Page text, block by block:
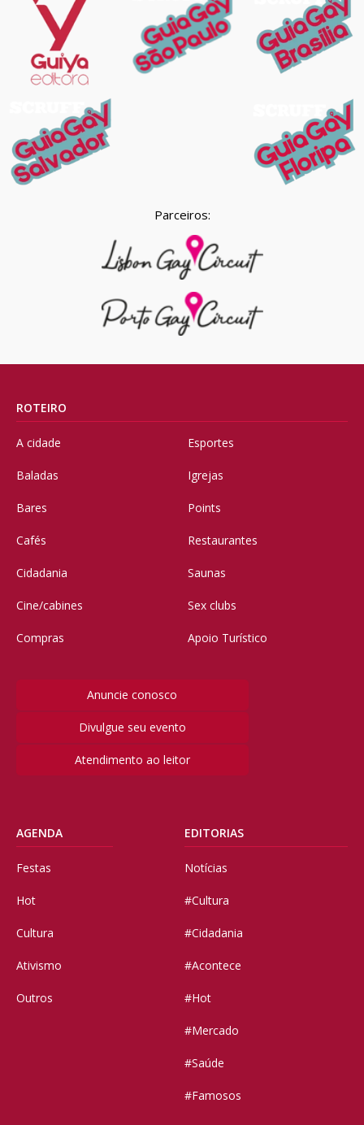
Parceiros:
ROTEIRO
A cidade
Baladas
Bares
Cafés
Cidadania
Cine/cabines
Compras
Esportes
Igrejas
Points
Restaurantes
Saunas
Sex clubs
Apoio Turístico
Anuncie conosco
Divulgue seu evento
Atendimento ao leitor
AGENDA
Festas
Hot
Cultura
Ativismo
Outros
EDITORIAS
Notícias
#Cultura
#Cidadania
#Acontece
#Hot
#Mercado
#Saúde
#Famosos